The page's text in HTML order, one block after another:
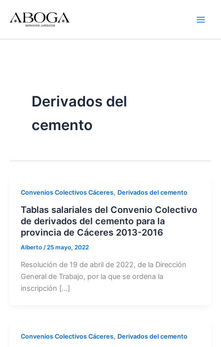
contenido
Derivados del
cemento
Convenios Colectivos Cáceres, Derivados del cemento
Tablas salariales del Convenio Colectivo
de derivados del cemento para la
provincia de Cáceres 2013-2016
Alberto /25 mayo, 2022
Resolución de 19 de abril de 2022, de la Dirección
General de Trabajo, por la que se ordena la
inscripción […]
Convenios Colectivos Cáceres, Derivados del cemento